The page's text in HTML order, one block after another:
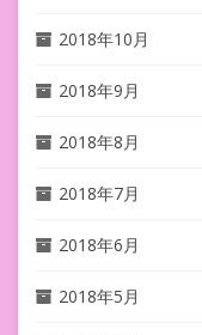
2018年10月
2018年9月
2018年8月
2018年7月
2018年6月
2018年5月